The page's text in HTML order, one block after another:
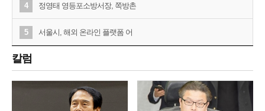
4 정영태 영등포소방서장, 쪽방촌
5 서울시, 해외 온라인 플랫폼 어
칼럼